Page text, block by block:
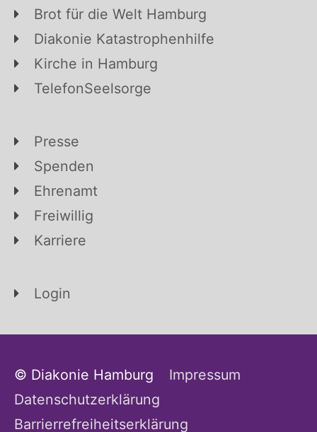
Brot für die Welt Hamburg
Diakonie Katastrophenhilfe
Kirche in Hamburg
TelefonSeelsorge
Presse
Spenden
Ehrenamt
Freiwillig
Karriere
Login
© Diakonie Hamburg
Impressum
Datenschutzerklärung
Barrierrefreiheitserklärung